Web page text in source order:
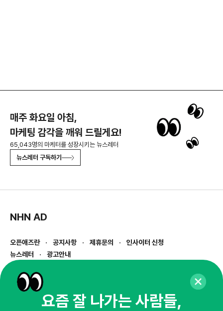
매주 화요일 아침,
마케팅 감각을 깨워 드릴게요!
65,043명의 마케터를 성장시키는 뉴스레터
뉴스레터 구독하기
NHN AD
오픈애즈란 공지사항 제휴문의
인사이터 신청
뉴스레터
광고안내
경기도 성남시 분당구 대왕판교로645번길 16
사업자등록번호 : 144-81-27690(
통신판매업신고번호 : 2014-경기성남-1023
요즘 잘 나가는 사람들,